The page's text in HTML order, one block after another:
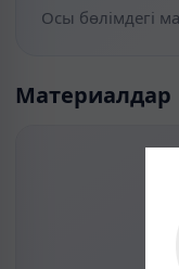
Осы бөлімдегі
Материалдар